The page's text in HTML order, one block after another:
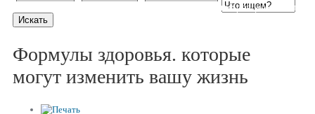
ФотографииКреационизм
Стихи
Формулы здоровья. которые
могут изменить вашу жизнь